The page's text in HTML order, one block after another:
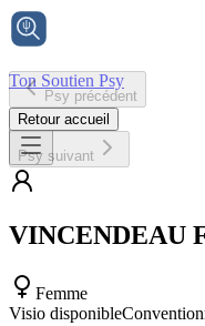
Ton Soutien Psy
Accueil
Psy précédent
Retour accueil
Psy suivant
VINCENDEAU
Femme
Visio disponible